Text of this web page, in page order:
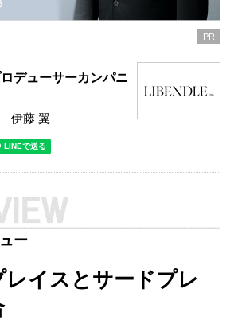
PR
デューサーカンパニ
伊藤 翼
ー
イスとサードプレ